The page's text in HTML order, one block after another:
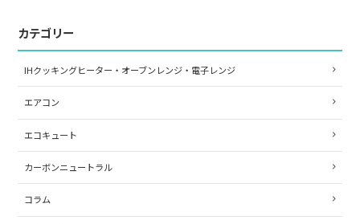
カテゴリー
IHクッキングヒーター・オーブンレンジ・電子レンジ
エアコン
エコキュート
カーボンニュートラル
コラム